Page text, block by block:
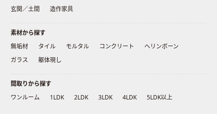
玄関／土間
造作家具
素材から探す
無垢材
タイル モルタル コンクリート
ヘリンボーン
ガラス
躯体現し
間取りから探す
ワンルーム
1LDK 2LDK 3LDK 4LDK 5LDK以上